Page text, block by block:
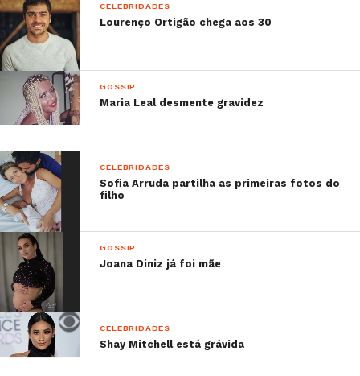
–A fotografia do príncipe Harry e Meghan
Markle que está a derreter corações
CELEBRIDADES
Lourenço Ortigão chega aos 30
GOSSIP
Maria Leal desmente gravidez
CELEBRIDADES
Sofia Arruda partilha as primeiras fotos do
filho
GOSSIP
Joana Diniz já foi mãe
CELEBRIDADES
Shay Mitchell está grávida